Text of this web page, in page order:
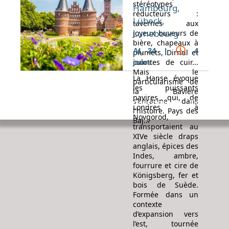
stéréotypes
réducteurs :
tavernes aux
joyeux buveurs de
bière, chapeaux à
plumets, Dirndl et
culottes de cuir...
Mais le
particularisme de
la Bavière
s'enracine dans
l'histoire. Pays des
Baj...
Hambourg,
Lübeck,
Lunebourg
AL 34 |
4
jours
La Hanse évoque
les puissants
navires qui, de
Londres à
Novgorod,
transportaient au
XIVe siècle draps
anglais, épices des
Indes, ambre,
fourrure et cire de
Königsberg, fer et
bois de Suède.
Formée dans un
contexte
d’expansion vers
l’est, tournée
Espace professionnel Contact